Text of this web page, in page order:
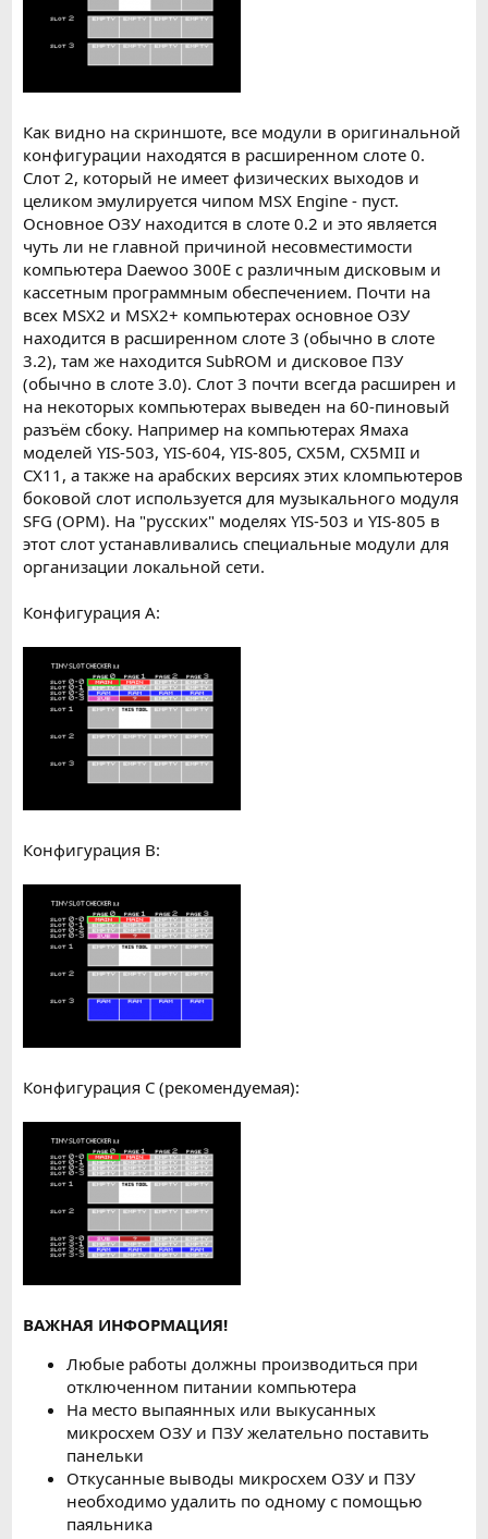
Как видно на скриншоте, все модули в оригинальной
конфигурации находятся в расширенном слоте 0.
Cлот 2, который не имеет физических выходов и
целиком эмулируется чипом MSX Engine - пуст.
Основное ОЗУ находится в слоте 0.2 и это является
чуть ли не главной причиной несовместимости
компьютера Daewoo 300E с различным дисковым и
кассетным программным обеспечением. Почти на
всех MSX2 и MSX2+ компьютерах основное ОЗУ
находится в расширенном слоте 3 (обычно в слоте
3.2), там же находится SubROM и дисковое ПЗУ
(обычно в слоте 3.0). Слот 3 почти всегда расширен и
на некоторых компьютерах выведен на 60-пиновый
разъём сбоку. Например на компьютерах Ямаха
моделей YIS-503, YIS-604, YIS-805, CX5M, CX5MII и
CX11, а также на арабских версиях этих кломпьютеров
боковой слот используется для музыкального модуля
SFG (OPM). На "русских" моделях YIS-503 и YIS-805 в
этот слот устанавливались специальные модули для
организации локальной сети.
Конфигурация A:
Конфигурация B:
Конфигурация C (рекомендуемая):
ВАЖНАЯ ИНФОРМАЦИЯ!
Любые работы должны производиться при
отключенном питании компьютера
На место выпаянных или выкусанных
микросхем ОЗУ и ПЗУ желательно поставить
панельки
Откусанные выводы микросхем ОЗУ и ПЗУ
необходимо удалить по одному с помощью
паяльника